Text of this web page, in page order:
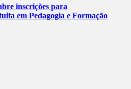
inscrições para
em Pedagogia e Formação